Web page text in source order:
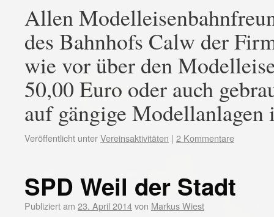
Allen
des Bahnhofs Calw der
wie vor über den
50,00 Euro oder auch
auf gängige
Veröffentlicht unterVereinsaktivitäten | 2 Kommentare
SPD Weil der Stadt
Publiziert am 23. April 2014von Markus Wiest